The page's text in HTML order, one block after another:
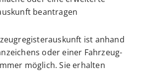
beantragen.
ist anhand
oder einer Fahrzeug-
möglich. Sie erhalten